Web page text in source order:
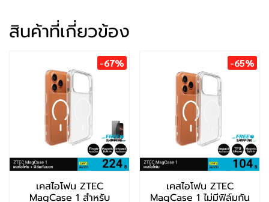
สินค้าที่เกี่ยวข้อง
-67%
เคสไอโฟน ZTEC
MagCase 1 สำหรับ
-65%
เคสไอโฟน ZTEC
MagCase 1 ไม่มีฟิล์มกัน